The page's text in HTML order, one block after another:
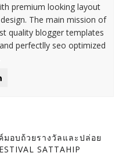
premium looking layout
The main mission of
quality blogger templates
perfectlly seo optimized
อบถ้วยรางวัลและปล่อย
SATTAHIP